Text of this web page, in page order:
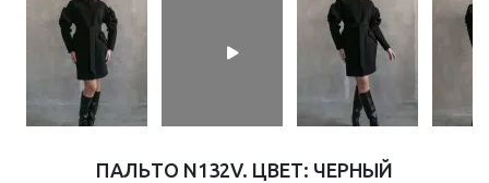
ПАЛЬТО N132V. ЦВЕТ: ЧЕРНЫЙ